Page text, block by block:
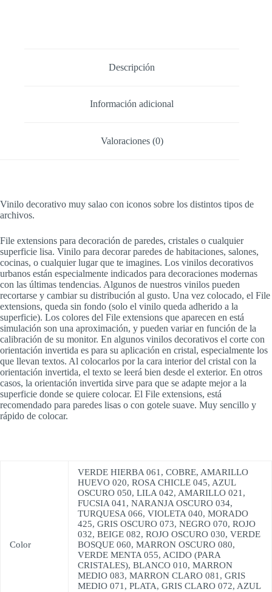
Descripción
Información adicional
Valoraciones (0)
Vinilo decorativo muy salao con iconos sobre los distintos tipos de
archivos.
File extensions para decoración de paredes, cristales o cualquier
superficie lisa. Vinilo para decorar paredes de habitaciones, salones,
cocinas, o cualquier lugar que te imagines. Los vinilos decorativos
urbanos están especialmente indicados para decoraciones modernas
con las últimas tendencias. Algunos de nuestros vinilos pueden
recortarse y cambiar su distribución al gusto. Una vez colocado, el File
extensions, queda sin fondo (solo el vinilo queda adherido a la
superficie). Los colores del File extensions que aparecen en está
simulación son una aproximación, y pueden variar en función de la
calibración de su monitor. En algunos vinilos decorativos el corte con
orientación invertida es para su aplicación en cristal, especialmente los
que llevan textos. Al colocarlos por la cara interior del cristal con la
orientación invertida, el texto se leerá bien desde el exterior. En otros
casos, la orientación invertida sirve para que se adapte mejor a la
superficie donde se quiere colocar. El File extensions, está
recomendado para paredes lisas o con gotele suave. Muy sencillo y
rápido de colocar.
Color
VERDE HIERBA 061, COBRE, AMARILLO
HUEVO 020, ROSA CHICLE 045, AZUL
OSCURO 050, LILA 042, AMARILLO 021,
FUCSIA 041, NARANJA OSCURO 034,
TURQUESA 066, VIOLETA 040, MORADO
425, GRIS OSCURO 073, NEGRO 070, ROJO
032, BEIGE 082, ROJO OSCURO 030, VERDE
BOSQUE 060, MARRON OSCURO 080,
VERDE MENTA 055, ACIDO (PARA
CRISTALES), BLANCO 010, MARRON
MEDIO 083, MARRON CLARO 081, GRIS
MEDIO 071, PLATA, GRIS CLARO 072, AZUL